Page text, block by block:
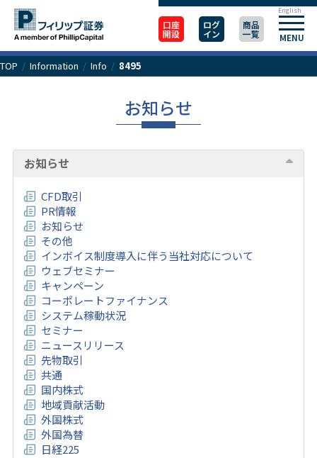
口座
開設
ログ
イン
商品
一覧 MENU
English
TOP / Information / Info / 8495
お知らせ
お知らせ
CFD取引
PR情報
お知らせ
その他
インボイス制度導入に伴う当社対応について
ウェブセミナー
キャンペーン
コーポレートファイナンス
システム稼動状況
セミナー
ニュースリリース
先物取引
共通
国内株式
地域貢献活動
外国株式
外国為替
日経225